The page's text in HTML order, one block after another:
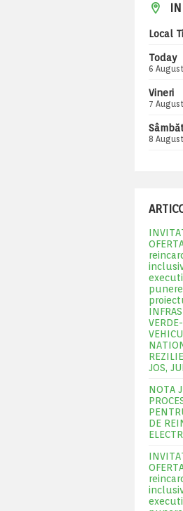
Local
Today
6
Vineri
7
8
JOS,
NOTA
DE